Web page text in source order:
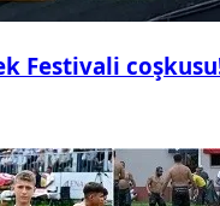
Festivali